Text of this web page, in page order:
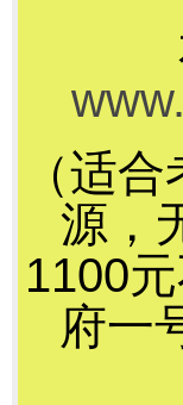
（适
源，
1100
府一